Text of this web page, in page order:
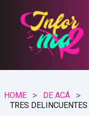
contenido
HOME
DE ACÁ